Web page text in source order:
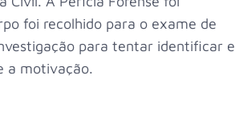
foi recolhido para o exame de
para tentar identificar e
a motivação.